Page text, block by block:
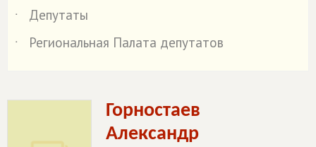
˙
Депутаты
˙
Региональная Палата депутатов
Горностаев
Александр